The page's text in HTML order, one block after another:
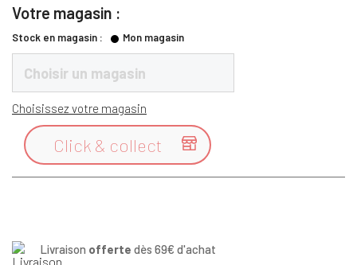
Votre magasin :
Stock en magasin : Mon magasin
Choisir un magasin
Choisissez votre magasin

Click & collect
Livraison offerte dès 69€ d'achat